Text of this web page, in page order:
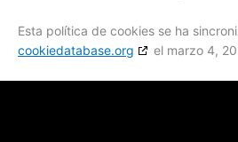
Esta política de cookies se ha
cookiedatabase.org
el marzo 4,